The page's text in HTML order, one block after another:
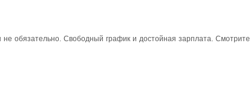
обязательно. Свободный график и достойная зарплата. Смотрите